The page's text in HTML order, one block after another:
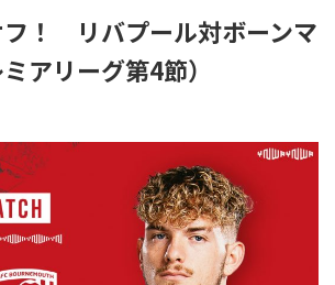
！ リバプール対ボーンマ
アリーグ第4節）